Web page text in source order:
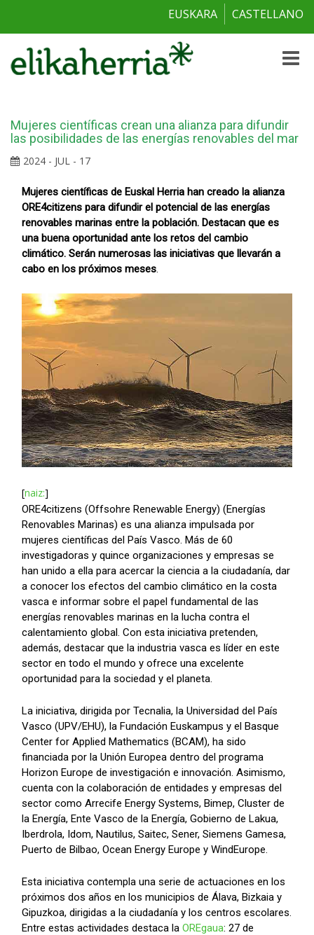
EUSKARA CASTELLANO
Toggle
Mujeres científicas crean una alianza para difundir
las posibilidades de las energías renovables del mar
2024 - JUL - 17
Mujeres científicas de Euskal Herria han creado la alianza
ORE4citizens para difundir el potencial de las energías
renovables marinas entre la población. Destacan que es
una buena oportunidad ante los retos del cambio
climático. Serán numerosas las iniciativas que llevarán a
cabo en los próximos meses.
[naiz:]
ORE4citizens (Offsohre Renewable Energy) (Energías
Renovables Marinas) es una alianza impulsada por
mujeres científicas del País Vasco. Más de 60
investigadoras y quince organizaciones y empresas se
han unido a ella para acercar la ciencia a la ciudadanía, dar
a conocer los efectos del cambio climático en la costa
vasca e informar sobre el papel fundamental de las
energías renovables marinas en la lucha contra el
calentamiento global. Con esta iniciativa pretenden,
además, destacar que la industria vasca es líder en este
sector en todo el mundo y ofrece una excelente
oportunidad para la sociedad y el planeta.
La iniciativa, dirigida por Tecnalia, la Universidad del País
Vasco (UPV/EHU), la Fundación Euskampus y el Basque
Center for Applied Mathematics (BCAM), ha sido
financiada por la Unión Europea dentro del programa
Horizon Europe de investigación e innovación. Asimismo,
cuenta con la colaboración de entidades y empresas del
sector como Arrecife Energy Systems, Bimep, Cluster de
la Energía, Ente Vasco de la Energía, Gobierno de Lakua,
Iberdrola, Idom, Nautilus, Saitec, Sener, Siemens Gamesa,
Puerto de Bilbao, Ocean Energy Europe y WindEurope.
Esta iniciativa contempla una serie de actuaciones en los
próximos dos años en los municipios de Álava, Bizkaia y
Gipuzkoa, dirigidas a la ciudadanía y los centros escolares.
Entre estas actividades destaca la OREgaua: 27 de